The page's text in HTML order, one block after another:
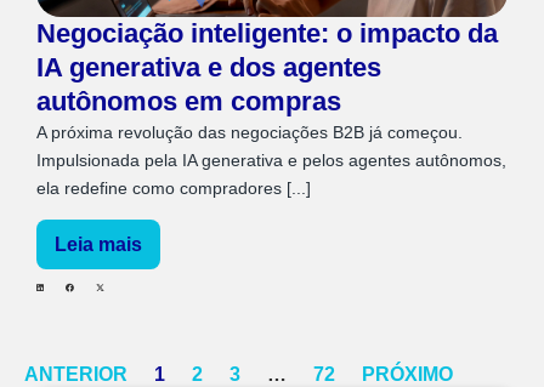
Negociação inteligente: o impacto da
IA generativa e dos agentes
autônomos em compras
A próxima revolução das negociações B2B já começou.
Impulsionada pela IA generativa e pelos agentes autônomos,
ela redefine como compradores [...]
Leia mais
ANTERIOR 1 2 3 … 72 PRÓXIMO